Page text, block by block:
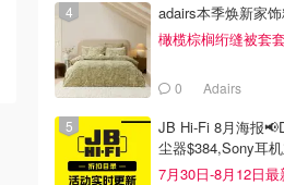
adairs本季焕新家
橄榄棕榈绗缝被套
0 Adairs
JB Hi-Fi 8月海报
尘器$384,Sony耳
7月30日-8月12日最